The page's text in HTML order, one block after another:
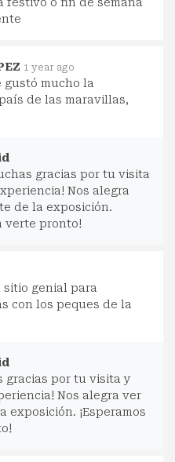
1 year ago
gustó mucho la
de las maravillas,
gracias por tu visita
Nos alegra
de la exposición.
verte pronto!
sitio genial para
con los peques de la
gracias por tu visita y
Nos alegra ver
exposición. ¡Esperamos